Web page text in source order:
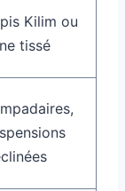
Kilim ou
tissé